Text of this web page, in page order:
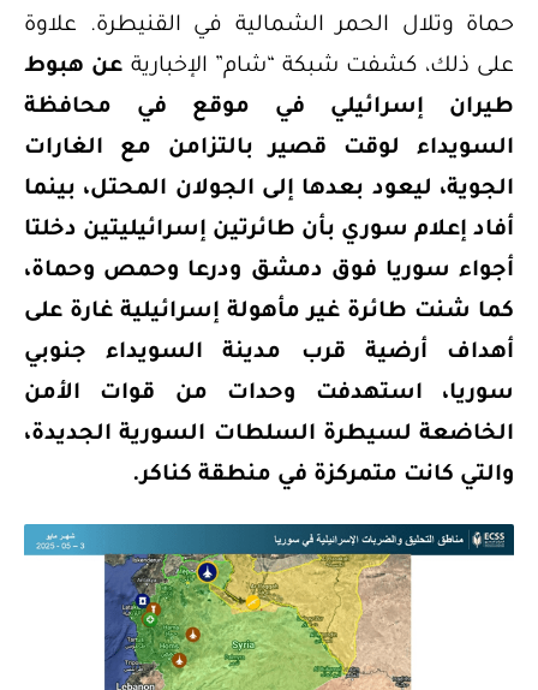
حماة وتلال الحمر الشمالية في القنيطرة. علاوة
على ذلك، كشفت شبكة “شام” الإخباريةعن هبوط
طيران إسرائيلي في موقع في محافظة
السويداء لوقت قصير بالتزامن مع الغارات
الجوية، ليعود بعدها إلى الجولان المحتل، بينما
أفاد إعلام سوري بأن طائرتين إسرائيليتين دخلتا
أجواء سوريا فوق دمشق ودرعا وحمص وحماة،
كما شنت طائرة غير مأهولة إسرائيلية غارة على
أهداف أرضية قرب مدينة السويداء جنوبي
سوريا، استهدفت
وحدات من قوات الأمن
الخاضعة لسيطرة السلطات السورية الجديدة،
والتي كانت متمركزة في منطقة كناكر.